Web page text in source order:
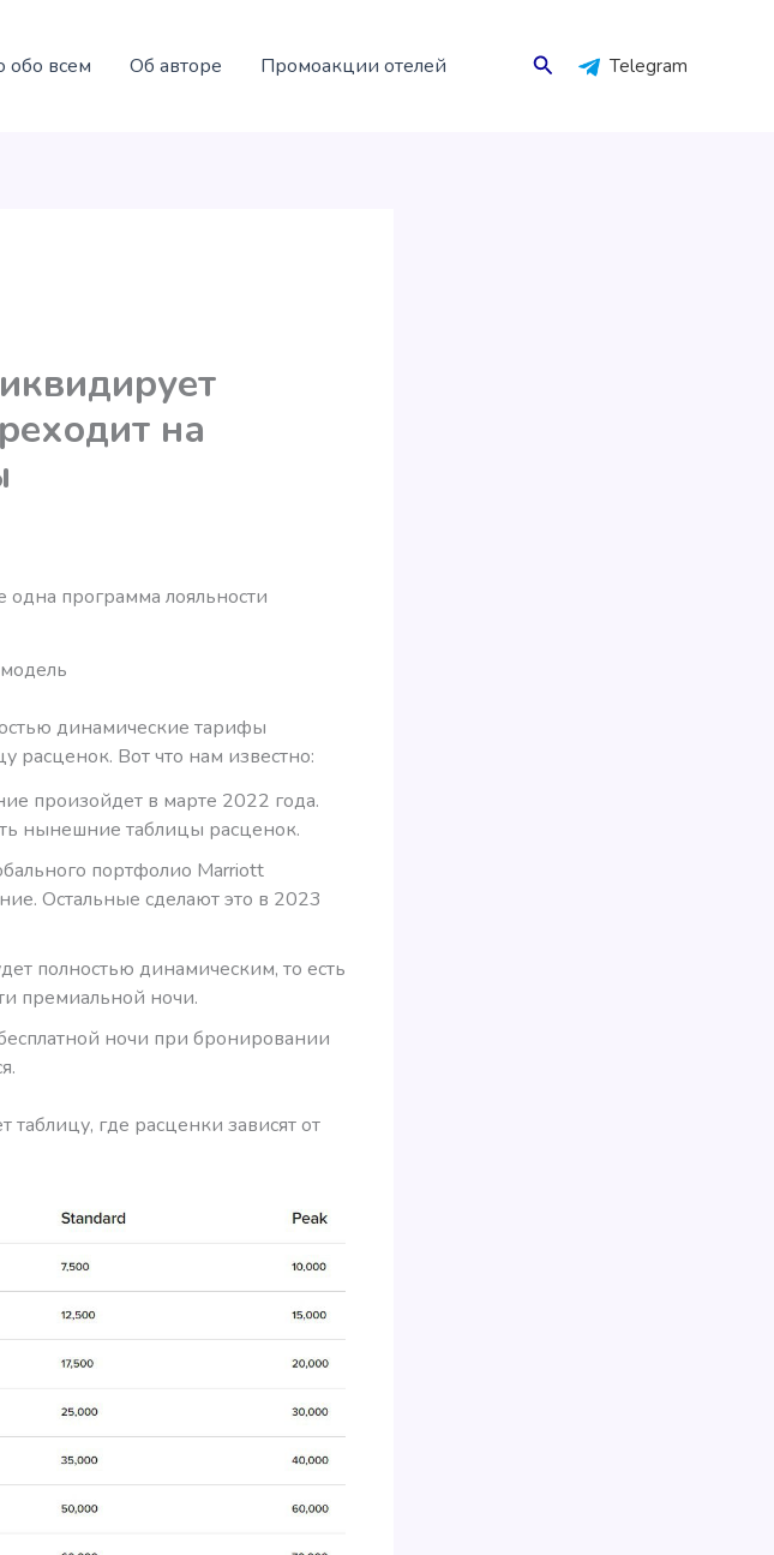
обо всем Об авторе Промоакции отелей Поиск Telegram
на
программа лояльности
динамические тарифы
расценок. Вот что нам известно:
произойдет в марте 2022 года.
нынешние таблицы расценок.
портфолио Marriott
Остальные сделают это в 2023
полностью динамическим, то есть
премиальной ночи.
ночи при бронировании
где расценки зависят от